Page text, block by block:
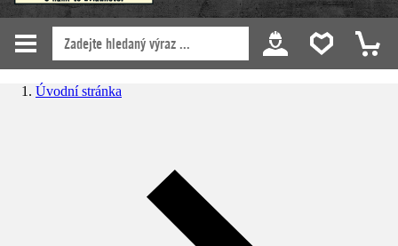
Úvodní stránka